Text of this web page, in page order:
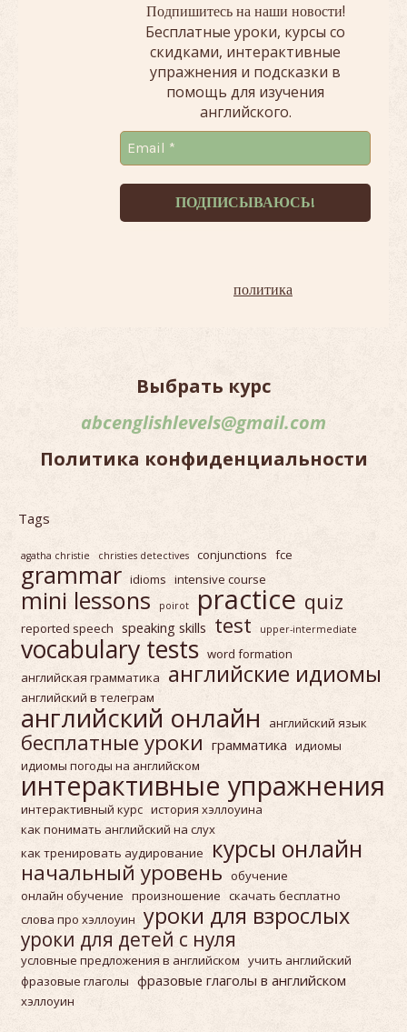
Подпишитесь на наши новости!
Бесплатные уроки, курсы со
скидками, интерактивные
упражнения и подсказки в
помощь для изучения
английского.
политика
Выбрать курс
abcenglishlevels@gmail.com
Политика конфиденциальности
Tags
agatha christie christies detectives conjunctions fce
grammar idioms intensive course
mini lessons poirot practice quiz
reported speech speaking skills test upper-intermediate
vocabulary tests word formation
английская грамматика
английские идиомы
английский в телеграм
английский онлайн английский язык
бесплатные уроки грамматика идиомы
идиомы погоды на английском
интерактивные упражнения
интерактивный курс история хэллоуина
как понимать английский на слух
как тренировать аудирование
курсы онлайн
начальный уровень обучение
онлайн обучение произношение скачать бесплатно
слова про хэллоуин уроки для взрослых
уроки для детей с нуля
условные предложения в английском учить английский
фразовые глаголы фразовые глаголы в английском
хэллоуин